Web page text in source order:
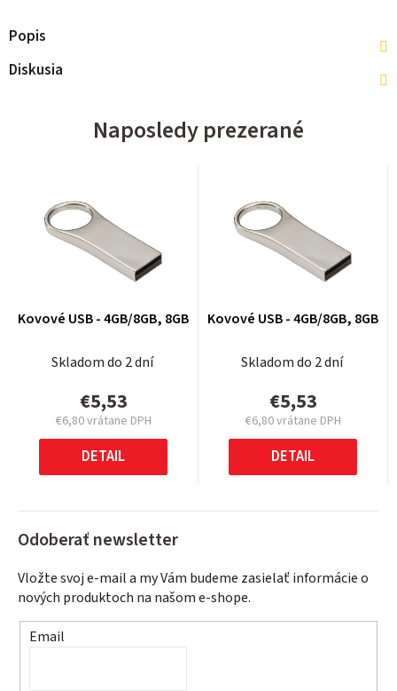
Popis
Diskusia
Naposledy prezerané
Kovové USB - 4GB/8GB, 8GB
Skladom do 2 dní
€5,53
€6,80 vrátane DPH
Jednotková
cena:
DETAIL
Kovové USB - 4GB/8GB, 8GB
Skladom do 2 dní
€5,53
€6,80 vrátane DPH
Jednotková
cena:
DETAIL
Odoberať newsletter
Vložte svoj e-mail a my Vám budeme zasielať informácie o
nových produktoch na našom e-shope.
Email